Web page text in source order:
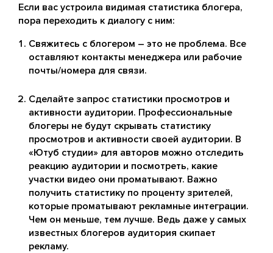
Если вас устроила видимая статистика блогера,
пора переходить к диалогу с ним:
Свяжитесь с блогером – это не проблема. Все
оставляют контакты менеджера или рабочие
почты/номера для связи.
Сделайте запрос статистики просмотров и
активности аудитории. Профессиональные
блогеры не будут скрывать статистику
просмотров и активности своей аудитории. В
«Ютуб студии» для авторов можно отследить
реакцию аудитории и посмотреть, какие
участки видео они проматывают. Важно
получить статистику по проценту зрителей,
которые проматывают рекламные интеграции.
Чем он меньше, тем лучше. Ведь даже у самых
известных блогеров аудитория скипает
рекламу.